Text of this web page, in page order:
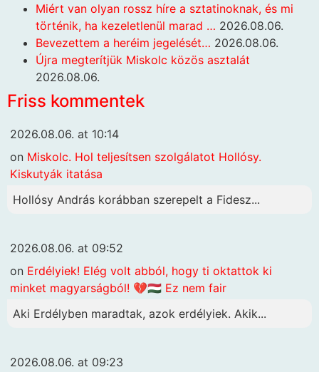
Miért van olyan rossz híre a sztatinoknak, és mi
történik, ha kezeletlenül marad … 2026.08.06.
Bevezettem a heréim jegelését… 2026.08.06.
Újra megterítjük Miskolc közös asztalát
2026.08.06.
Friss kommentek
2026.08.06. at 10:14
on Miskolc. Hol teljesítsen szolgálatot Hollósy.
Kiskutyák itatása
Hollósy András korábban szerepelt a Fidesz...
2026.08.06. at 09:52
on Erdélyiek! Elég volt abból, hogy ti oktattok ki
minket magyarságból! 💔🇭🇺 Ez nem fair
Aki Erdélyben maradtak, azok erdélyiek. Akik...
2026.08.06. at 09:23